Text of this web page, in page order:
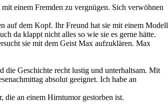
einem Fremden zu vergnügen. Sich verwöhnen
auf dem Kopf. Ihr Freund hat sie mit einem Modell
da klappt nicht alles so wie sie es gerne hätte.
sie mit dem Geist Max aufzuklären. Max
die Geschichte recht lustig und unterhaltsam. Mit
absolut geeignet. Ich habe an
die an einem Hirntumor gestorben ist.